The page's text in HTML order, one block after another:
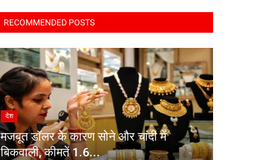
RECOMMENDED POSTS
देश
मजबूत डॉलर के कारण सोने और चांदी में
बिकवाली, कीमतें 1.6...